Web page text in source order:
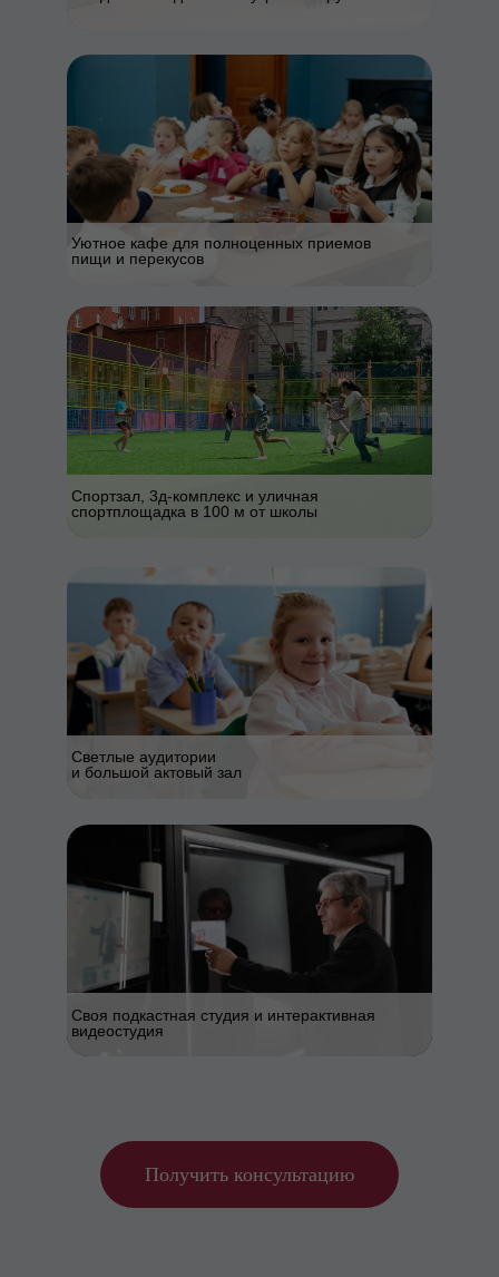
Уютное кафе для полноценных приемов
пищи и перекусов
Своя подкастная студия и интерактивная
видеостудия
Светлые аудитории
и большой актовый зал
Спортзал, 3д-комплекс и уличная
спортплощадка в 100 м от школы
Получить консультацию